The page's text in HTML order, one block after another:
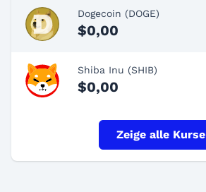
Dogecoin (DOGE)
$0,00
Shiba Inu (SHIB)
$0,00
Zeige alle Kurse